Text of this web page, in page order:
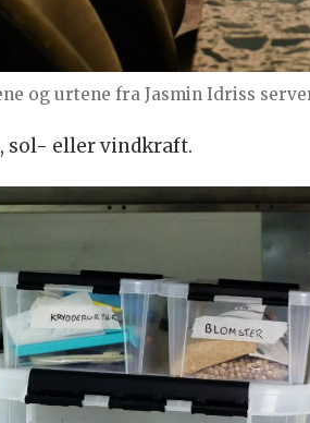
og urtene fra Jasmin Idriss
sol- eller vindkraft.